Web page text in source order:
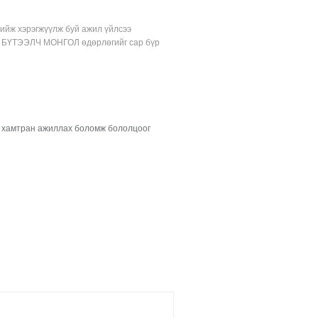
хэрэгжүүлж буй ажил үйлсээ
БҮТЭЭЛЧ МОНГОЛ өдөрлөгийг сар бүр
хамтран ажиллах боломж бололцоог